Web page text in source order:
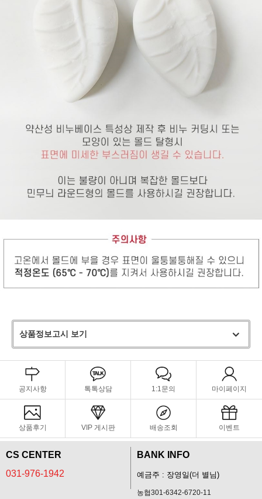
상품정보고시 보기
공지사항 톡톡상담 1:1문의 마이페이지
상품후기 VIP 게시판 배송조회 이벤트
CS CENTER
031-976-1942
BANK INFO
예금주 : 장영일(더 별님)
농협301-6342-6720-11